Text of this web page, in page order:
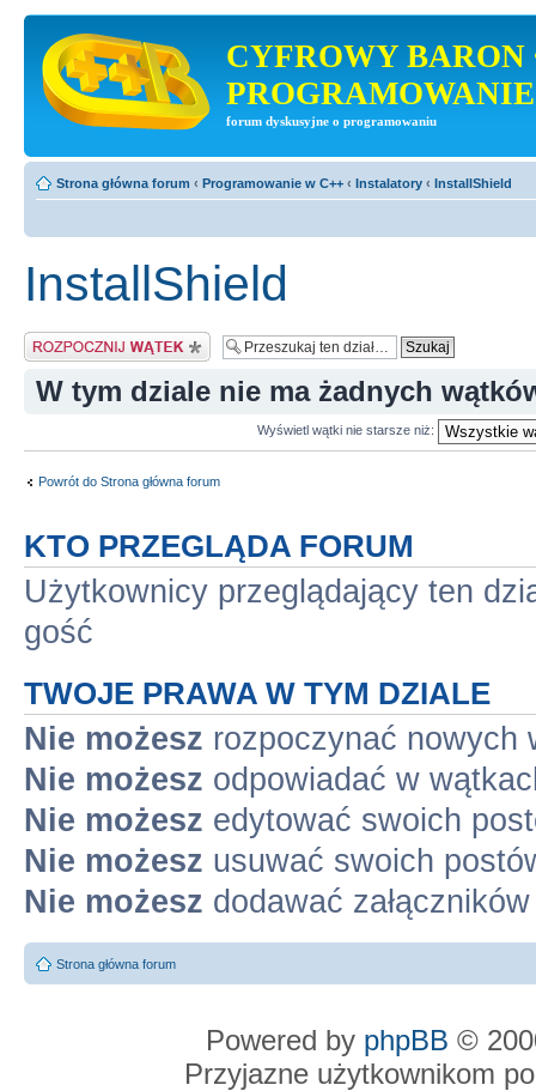
CYFROWY BARON
PROGRAMOWANIE
forum dyskusyjne o programowaniu
Strona główna forum ‹ Programowanie w C++ ‹ Instalatory ‹ InstallShield
InstallShield
Napisz wątek
W tym dziale nie ma żadnych
Wyświetl wątki nie starsze niż:
Powrót do Strona główna forum
KTO PRZEGLĄDA FORUM
Użytkownicy przeglądający ten
gość
TWOJE PRAWA W TYM DZIALE
Nie możesz rozpoczynać nowych
Nie możesz odpowiadać w
Nie możesz edytować swoich
Nie możesz usuwać swoich
Nie możesz dodawać załączników
Strona główna forum
Powered by phpBB ©
Przyjazne użytkownikom